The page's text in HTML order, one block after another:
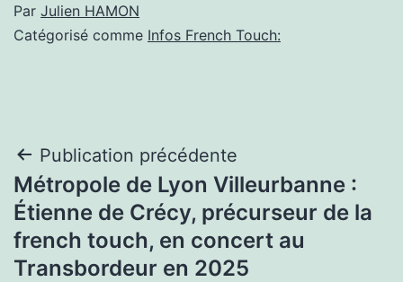
Par Julien HAMON
Catégorisé comme Infos French Touch:
Navigation
de
l’article
Publication précédente
Métropole de Lyon Villeurbanne :
Étienne de Crécy, précurseur de la
french touch, en concert au
Transbordeur en 2025